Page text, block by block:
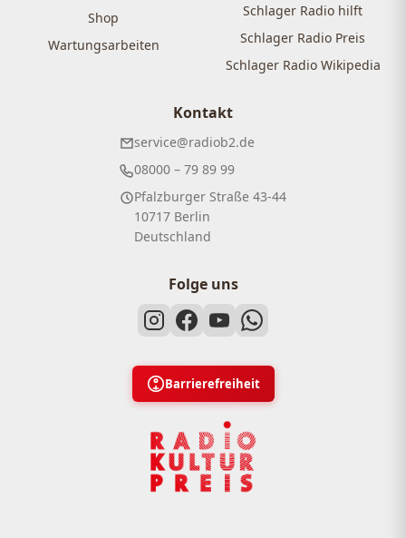
Shop
Wartungsarbeiten
Schlager Radio hilft
Schlager Radio Preis
Schlager Radio Wikipedia
Kontakt
service@radiob2.de
08000 – 79 89 99
Pfalzburger Straße 43-44
10717 Berlin
Deutschland
Folge uns
Barrierefreiheit